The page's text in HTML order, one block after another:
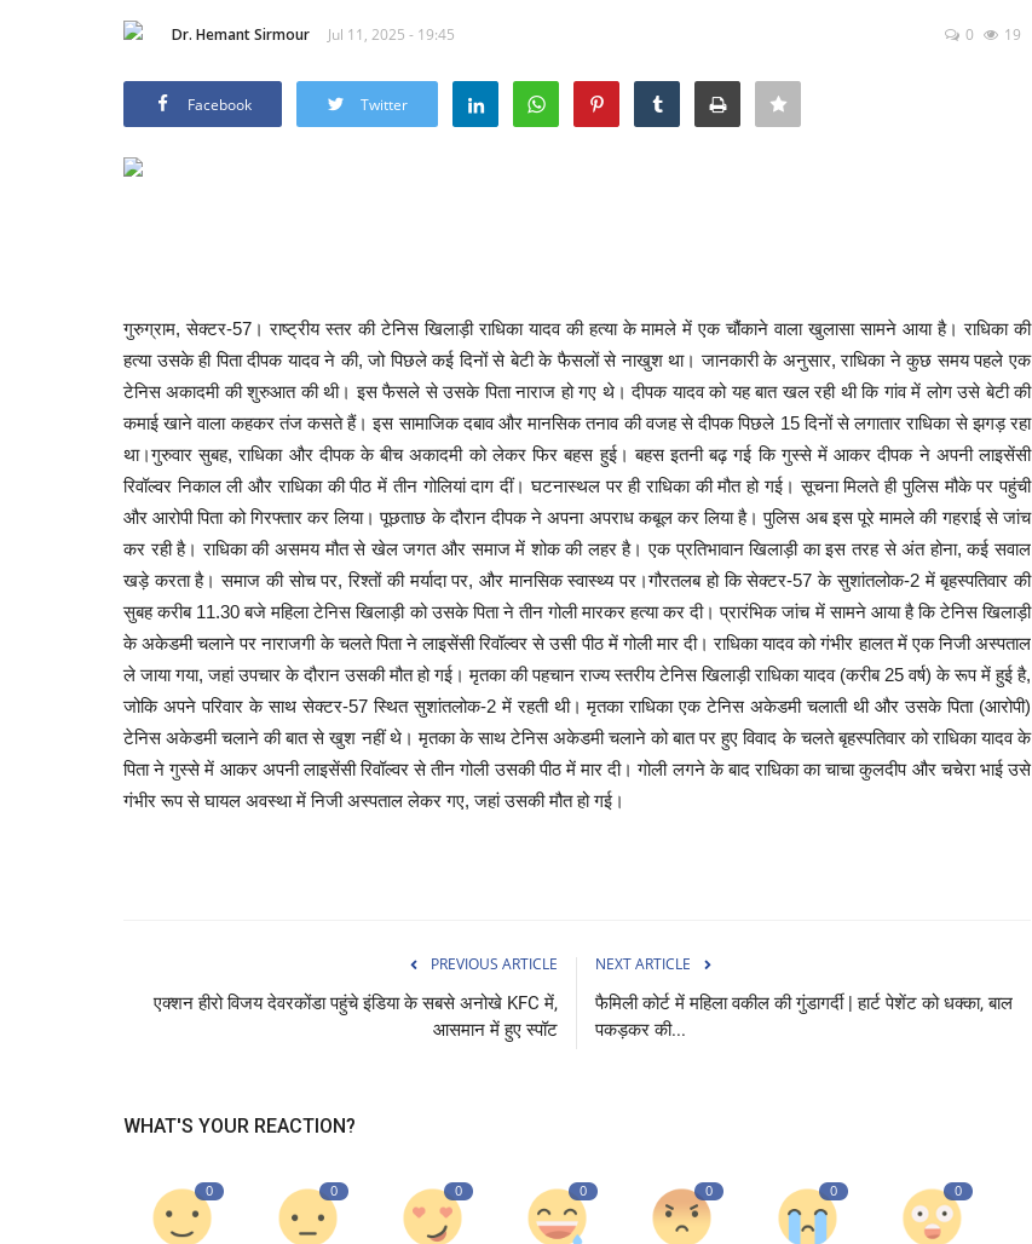
Dr. Hemant Sirmour Jul 11, 2025 - 19:45 0 19
Facebook Twitter
गुरुग्राम, सेक्टर-57। राष्ट्रीय स्तर की टेनिस खिलाड़ी राधिका यादव की हत्या के मामले में एक चौंकाने वाला खुलासा सामने आया है। राधिका की
हत्या उसके ही पिता दीपक यादव ने की, जो पिछले कई दिनों से बेटी के फैसलों से नाखुश था। जानकारी के अनुसार, राधिका ने कुछ समय पहले एक
टेनिस अकादमी की शुरुआत की थी। इस फैसले से उसके पिता नाराज हो गए थे। दीपक यादव को यह बात खल रही थी कि गांव में लोग उसे बेटी की
कमाई खाने वाला कहकर तंज कसते हैं। इस सामाजिक दबाव और मानसिक तनाव की वजह से दीपक पिछले 15 दिनों से लगातार राधिका से झगड़ रहा
था।गुरुवार सुबह, राधिका और दीपक के बीच अकादमी को लेकर फिर बहस हुई। बहस इतनी बढ़ गई कि गुस्से में आकर दीपक ने अपनी लाइसेंसी
रिवॉल्वर निकाल ली और राधिका की पीठ में तीन गोलियां दाग दीं। घटनास्थल पर ही राधिका की मौत हो गई। सूचना मिलते ही पुलिस मौके पर पहुंची
और आरोपी पिता को गिरफ्तार कर लिया। पूछताछ के दौरान दीपक ने अपना अपराध कबूल कर लिया है। पुलिस अब इस पूरे मामले की गहराई से जांच
कर रही है। राधिका की असमय मौत से खेल जगत और समाज में शोक की लहर है। एक प्रतिभावान खिलाड़ी का इस तरह से अंत होना, कई सवाल
खड़े करता है। समाज की सोच पर, रिश्तों की मर्यादा पर, और मानसिक स्वास्थ्य पर।गौरतलब हो कि सेक्टर-57 के सुशांतलोक-2 में बृहस्पतिवार की
सुबह करीब 11.30 बजे महिला टेनिस खिलाड़ी को उसके पिता ने तीन गोली मारकर हत्या कर दी। प्रारंभिक जांच में सामने आया है कि टेनिस खिलाड़ी
के अकेडमी चलाने पर नाराजगी के चलते पिता ने लाइसेंसी रिवॉल्वर से उसी पीठ में गोली मार दी। राधिका यादव को गंभीर हालत में एक निजी अस्पताल
ले जाया गया, जहां उपचार के दौरान उसकी मौत हो गई। मृतका की पहचान राज्य स्तरीय टेनिस खिलाड़ी राधिका यादव (करीब 25 वर्ष) के रूप में हुई है,
जोकि अपने परिवार के साथ सेक्टर-57 स्थित सुशांतलोक-2 में रहती थी। मृतका राधिका एक टेनिस अकेडमी चलाती थी और उसके पिता (आरोपी)
टेनिस अकेडमी चलाने की बात से खुश नहीं थे। मृतका के साथ टेनिस अकेडमी चलाने को बात पर हुए विवाद के चलते बृहस्पतिवार को राधिका यादव के
पिता ने गुस्से में आकर अपनी लाइसेंसी रिवॉल्वर से तीन गोली उसकी पीठ में मार दी। गोली लगने के बाद राधिका का चाचा कुलदीप और चचेरा भाई उसे
गंभीर रूप से घायल अवस्था में निजी अस्पताल लेकर गए, जहां उसकी मौत हो गई।
PREVIOUS ARTICLE
एक्शन हीरो विजय देवरकोंडा पहुंचे इंडिया के सबसे अनोखे KFC में,
आसमान में हुए स्पॉट
NEXT ARTICLE
फैमिली कोर्ट में महिला वकील की गुंडागर्दी | हार्ट पेशेंट को धक्का, बाल
पकड़कर की...
WHAT'S YOUR REACTION?
0 0 0 0 0 0 0